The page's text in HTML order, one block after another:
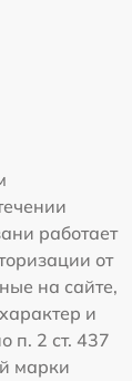
работает
от
на сайте,
и
п. 2 ст. 437
марки